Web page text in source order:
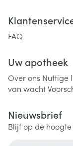
FAQ
Uw apotheek
Over ons Nuttige
van wacht
Nieuwsbrief
Blijf op de